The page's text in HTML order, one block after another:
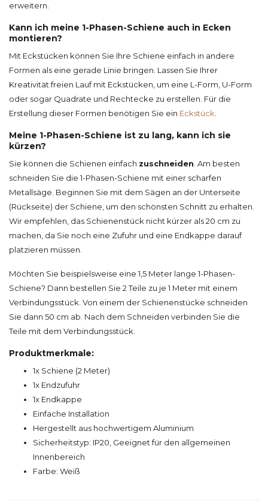
erweitern.
Kann ich meine 1-Phasen-Schiene auch in Ecken
montieren?
Mit Eckstücken können Sie Ihre Schiene einfach in andere
Formen als eine gerade Linie bringen. Lassen Sie Ihrer
Kreativität freien Lauf mit Eckstücken, um eine L-Form, U-Form
oder sogar Quadrate und Rechtecke zu erstellen. Für die
Erstellung dieser Formen benötigen Sie ein Eckstück
Meine 1-Phasen-Schiene ist zu lang, kann ich sie
kürzen?
Sie können die Schienen einfach zuschneiden . Am besten
schneiden Sie die 1-Phasen-Schiene mit einer scharfen
Metallsäge. Beginnen Sie mit dem Sägen an der Unterseite
(Rückseite) der Schiene, um den schönsten Schnitt zu erhalten.
Wir empfehlen, das Schienenstück nicht kürzer als 20 cm zu
machen, da Sie noch eine Zufuhr und eine Endkappe darauf
platzieren müssen.
Möchten Sie beispielsweise eine 1,5 Meter lange 1-Phasen-
Schiene? Dann bestellen Sie 2 Teile zu je 1 Meter mit einem
Verbindungsstück. Von einem der Schienenstücke schneiden
Sie dann 50 cm ab. Nach dem Schneiden verbinden Sie die
Teile mit dem Verbindungsstück.
Produktmerkmale:
1x Schiene (2 Meter)
1x Endzufuhr
1x Endkappe
Einfache Installation
Hergestellt aus hochwertigem Aluminium
Sicherheitstyp: IP20, Geeignet für den allgemeinen
Innenbereich
Farbe: Weiß